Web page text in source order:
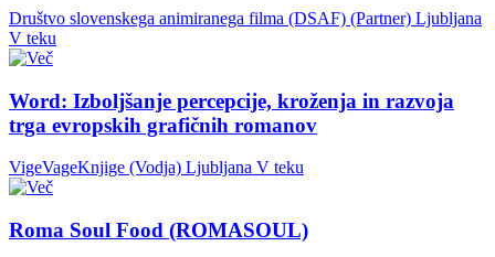
Društvo slovenskega animiranega filma (DSAF) (Partner) Ljubljana
V teku
Word: Izboljšanje percepcije, kroženja in razvoja
trga evropskih grafičnih romanov
VigeVageKnjige (Vodja) Ljubljana V teku
Roma Soul Food (ROMASOUL)